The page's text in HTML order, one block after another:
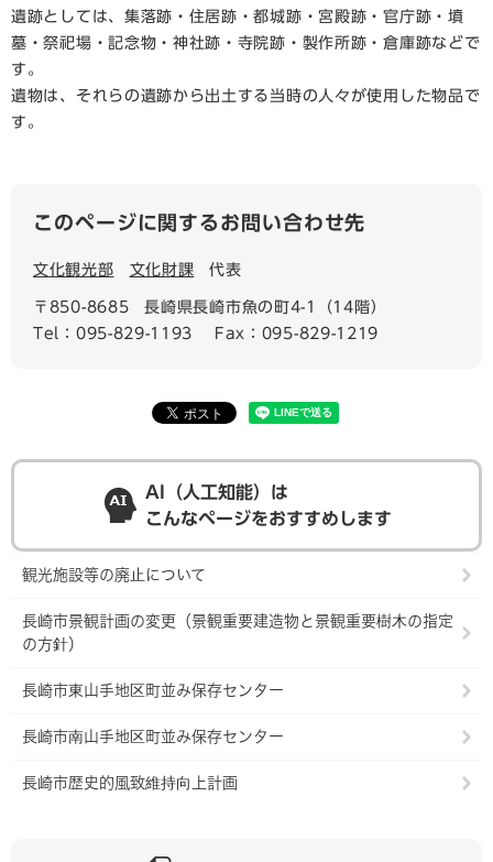
遺跡としては、集落跡・住居跡・都城跡・宮殿跡・官庁跡・墳
墓・祭祀場・記念物・神社跡・寺院跡・製作所跡・倉庫跡などで
す。
遺物は、それらの遺跡から出土する当時の人々が使用した物品で
す。
このページに関するお問い合わせ先
文化観光部 文化財課 代表
〒850-8685
長崎県長崎市魚の町4-1（14階）
Tel：095-829-1193
Fax：095-829-1219
AI（人工知能）は
こんなページをおすすめします
観光施設等の廃止について
長崎市景観計画の変更（景観重要建造物と景観重要樹木の指定
の方針）
長崎市東山手地区町並み保存センター
長崎市南山手地区町並み保存センター
長崎市歴史的風致維持向上計画